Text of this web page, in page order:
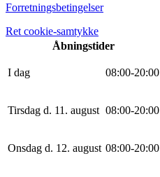
Forretningsbetingelser
Ret cookie-samtykke
Åbningstider
I dag 08:00-20:00
Tirsdag d. 11. august 08:00-20:00
Onsdag d. 12. august 08:00-20:00